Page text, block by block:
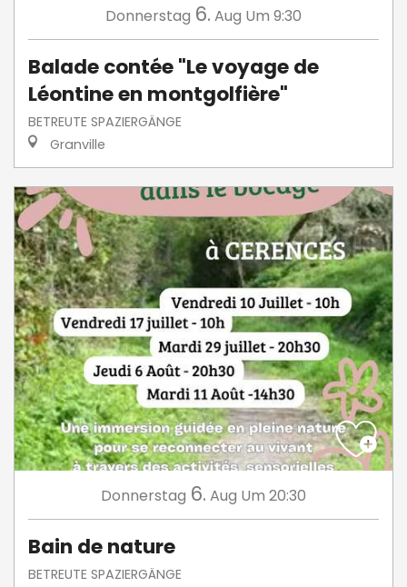
Donnerstag 6. Aug Um 9:30
Balade contée "Le voyage de
Léontine en montgolfière"
BETREUTE SPAZIERGÄNGE
Granville
Donnerstag 6. Aug Um 20:30
Bain de nature
BETREUTE SPAZIERGÄNGE